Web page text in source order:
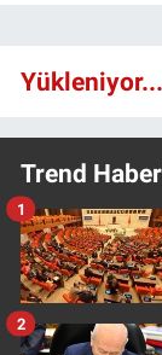
Yükleniyor...
Trend
1
2